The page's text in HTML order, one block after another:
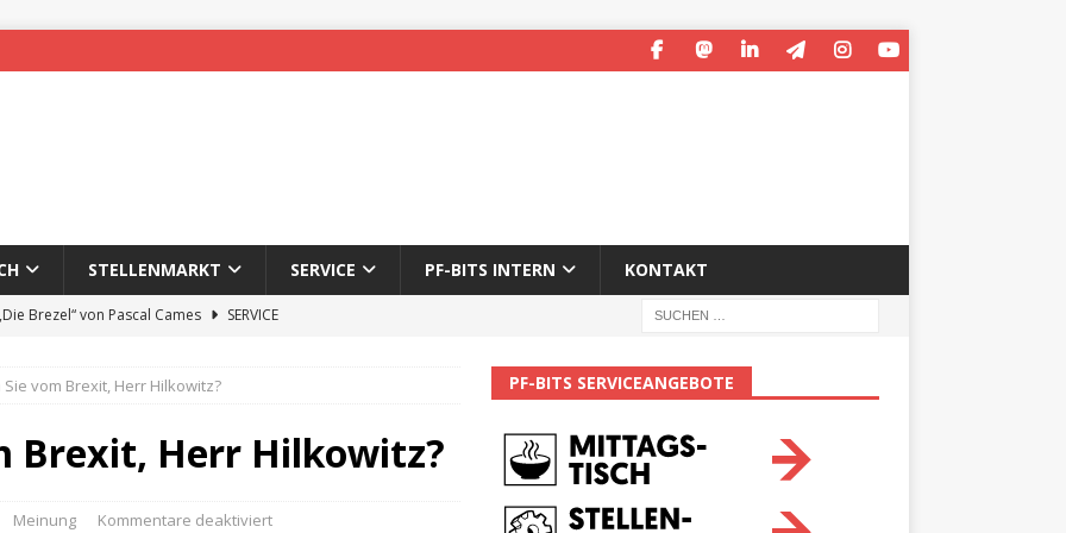
STELLENMARKT SERVICE PF-BITS INTERN KONTAKT
Brezel“ von Pascal Cames
SERVICE
des 65. Fasnetsumzugs Dillweißenstein
PF-BITS INTERN
Der Mann hinter PF-Bits lebt nicht mehr
vom Brexit, Herr Hilkowitz?
Brexit, Herr Hilkowitz?
Meinung Kommentare deaktiviert
PF-BITS SERVICEANGEBOTE